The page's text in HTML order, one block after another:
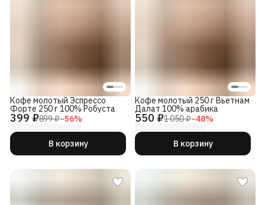
399 ₽899 ₽−56%
Кофе молотый Эспрессо
Форте 250 г 100% Робуста
В корзину
550 ₽1 050 ₽−48%
Кофе молотый 250 г Вьетнам
Далат 100% арабика
В корзину